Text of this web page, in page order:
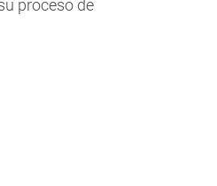
proceso de